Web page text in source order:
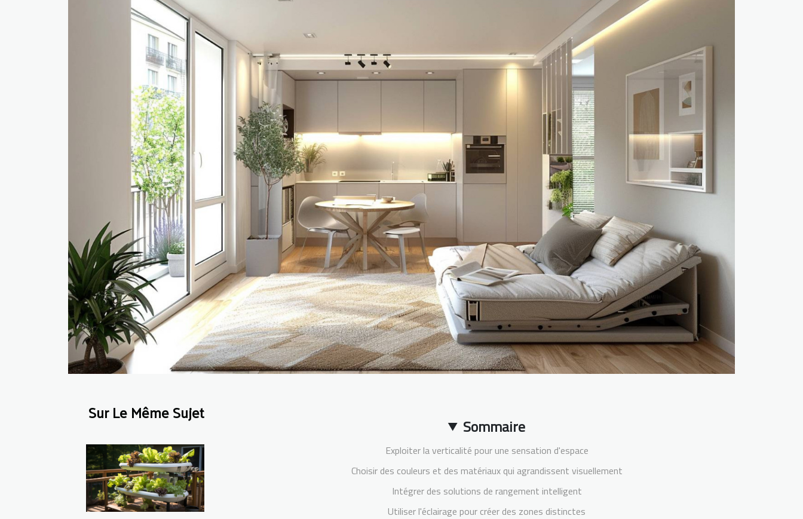
Sur Le Même Sujet
Sommaire
Exploiter la verticalité pour une sensation d'espace
Choisir des couleurs et des matériaux qui agrandissent visuellement
Intégrer des solutions de rangement intelligent
Utiliser l'éclairage pour créer des zones distinctes